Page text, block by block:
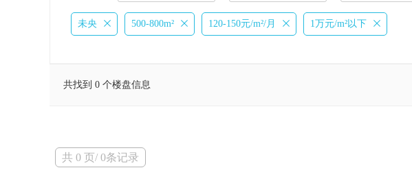
未央 500-800m² 120-150元/m²/月 1万元/m²以下
共找到 0 个楼盘信息
共 0 页/ 0条记录